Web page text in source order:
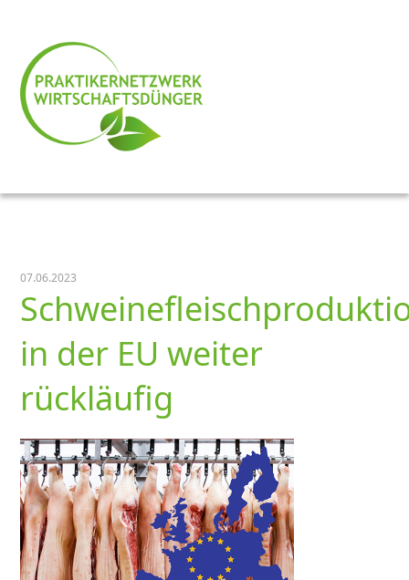
07.06.2023
in der EU weiter
rückläufig